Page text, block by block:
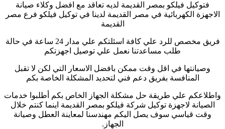
فتوكيل فيلكو بمصر القديمة لديه تعاقد مع افضل وكلاء صيانة
الاجهزة الكهربائية في مصر القديمة لدينا في توكيل فيلكو فرع مصر
القديمة
فريق مخصص للرد علي كافة اسئلتكم علي مدار 24 ساعة في حالة
طلب مساعدتنا نعمل علي توصيل اجهزتكم
وصيانتها في اقل وقت ممكن بافضل الاسعار التي لكن لا تقبل
المنافسة بفريق دعم فني لتحديد المشكلة الخاصة بكم
واطلاعكم علي طريقة حل مشكلة الجهاز الخاص بكم أطلبوا خدمات
الصيانة لاجهزة توكيل شركة فيلكو بمصر القديمة اينما كنتم خلال
وقت قياسي سوف يصل اليكم مهندسنا لمعاينة العطل وصيانة
الجهاز.